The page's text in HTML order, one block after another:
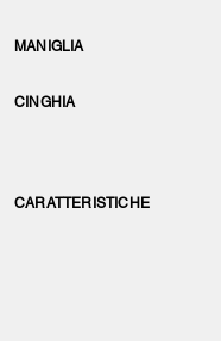
MANIGLIA
CINGHIA
CARATTERISTICHE